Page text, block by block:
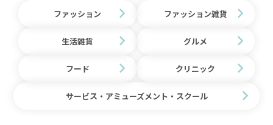
ファッション ファッション雑貨
生活雑貨 グルメ
フード クリニック
サービス・アミューズメント・スクール